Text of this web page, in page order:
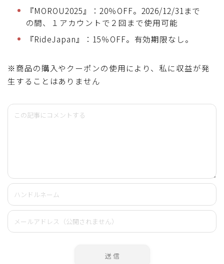
『MOROU2025』：20％OFF。2026/12/31まで
の間、１アカウントで２回まで使用可能
『RideJapan』：15％OFF。有効期限なし。
※商品の購入やクーポンの使用により、私に収益が発
生することはありません